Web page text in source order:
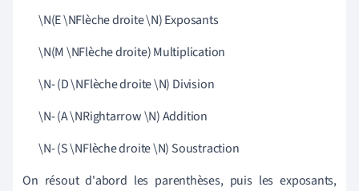
\N(E \NFlèche droite \N) Exposants
\N(M \NFlèche droite) Multiplication
\N- (D \NFlèche droite \N) Division
\N- (A \NRightarrow \N) Addition
\N- (S \NFlèche droite \N) Soustraction
On résout d'abord les parenthèses, puis les exposants,